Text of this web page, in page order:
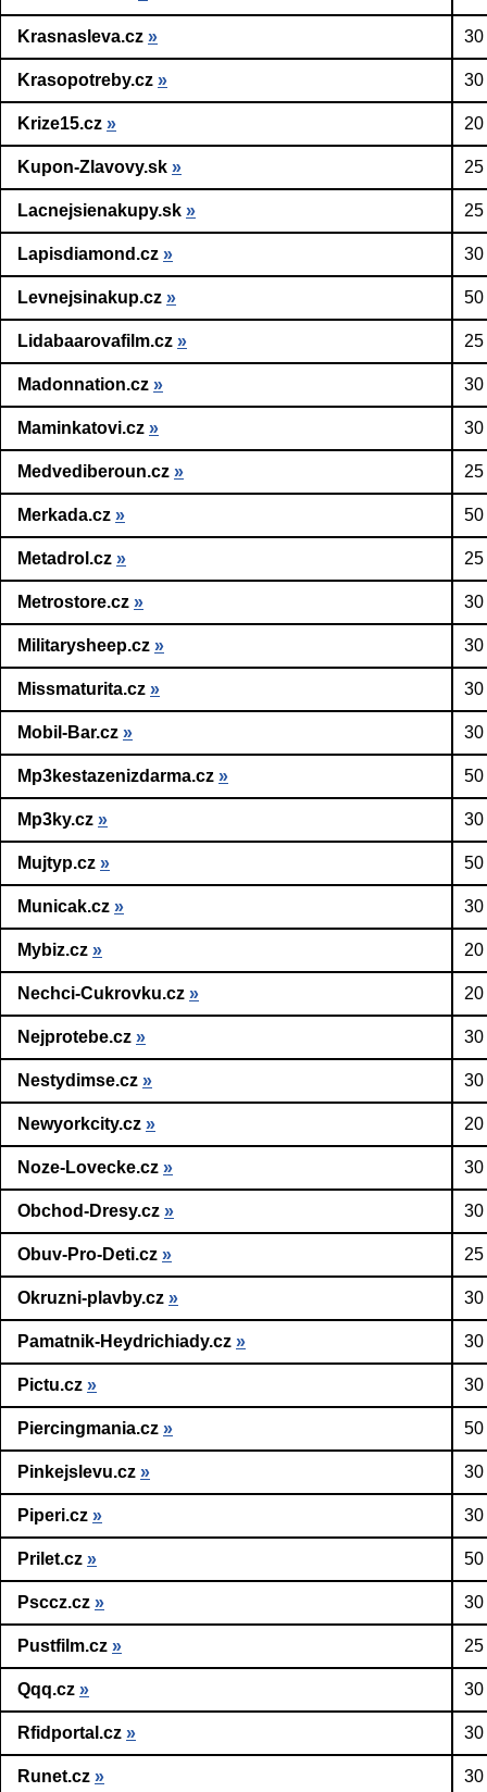
Krasnasleva.cz » 30
Krasopotreby.cz » 30
Krize15.cz »
Kupon-Zlavovy.sk »
Lacnejsienakupy.sk »
Lapisdiamond.cz » 30
Levnejsinakup.cz » 50
Lidabaarovafilm.cz »
Madonnation.cz » 30
Maminkatovi.cz » 30
Medvediberoun.cz »
Merkada.cz » 50
Metadrol.cz »
Metrostore.cz » 30
Militarysheep.cz » 30
Missmaturita.cz » 30
Mobil-Bar.cz » 30
Mp3kestazenizdarma.cz » 50
Mp3ky.cz » 30
Mujtyp.cz » 50
Municak.cz » 30
Mybiz.cz »
Nechci-Cukrovku.cz »
Nejprotebe.cz » 30
Nestydimse.cz » 30
Newyorkcity.cz »
Noze-Lovecke.cz » 30
Obchod-Dresy.cz » 30
Obuv-Pro-Deti.cz »
Okruzni-plavby.cz » 30
Pamatnik-Heydrichiady.cz » 30
Pictu.cz » 30
Piercingmania.cz » 50
Pinkejslevu.cz » 30
Piperi.cz » 30
Prilet.cz » 50
Psccz.cz » 30
Pustfilm.cz »
Qqq.cz » 30
Rfidportal.cz » 30
Runet.cz » 30